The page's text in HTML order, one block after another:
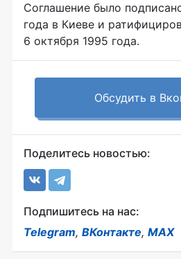
Соглашение было
года в Киеве и
6 октября 1995 года.
Обсудить в
Поделитесь новостью:
Подпишитесь на нас:
Telegram, ВКонтакте, MAX